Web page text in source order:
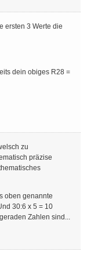
ersten 3 Werte die
dein obiges R28 =
zu
präzise
oben genannte
30:6 x 5 = 10
Zahlen sind...